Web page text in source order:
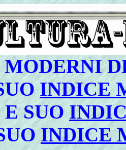
INDICE
E SUO
INDICE